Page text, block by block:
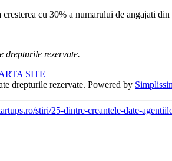
cu 30% a numarului de angajati din
drepturile rezervate.
SITE
drepturile rezervate. Powered by
stiri/25-dintre-creantele-date-